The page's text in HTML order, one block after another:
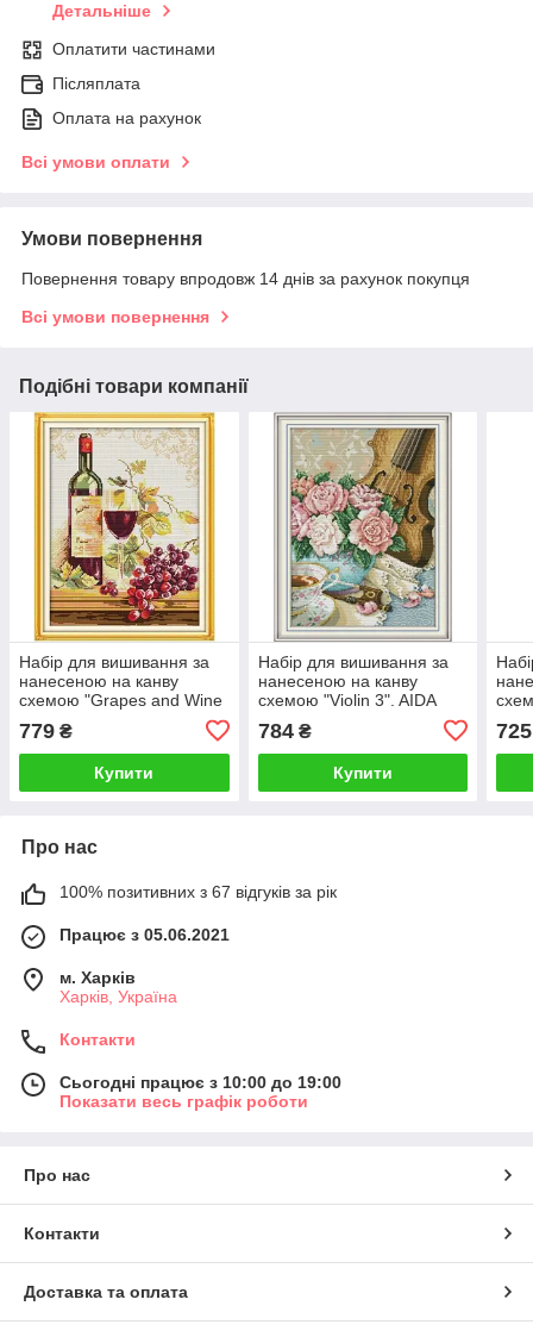
Детальніше
Оплатити частинами
Післяплата
Оплата на рахунок
Всі умови оплати
Умови повернення
Повернення товару впродовж 14 днів за рахунок покупця
Всі умови повернення
Подібні товари компанії
Набір для вишивання за
нанесеною на канву
схемою "Grapes and Wine
34*43 см
779 ₴
Купити
Набір для вишивання за
нанесеною на канву
схемою "Violin 3". AIDA
784₴
Купити
725
Про нас
100% позитивних з 67 відгуків за рік
Працює з 05.06.2021
м. Харків
Харків, Україна
Контакти
Сьогодні працює з 10:00 до 19:00
Показати весь графік роботи
Про нас
Контакти
Доставка та оплата